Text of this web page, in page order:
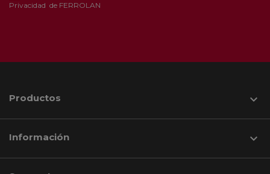
Privacidad de FERROLAN
Productos 
Información 